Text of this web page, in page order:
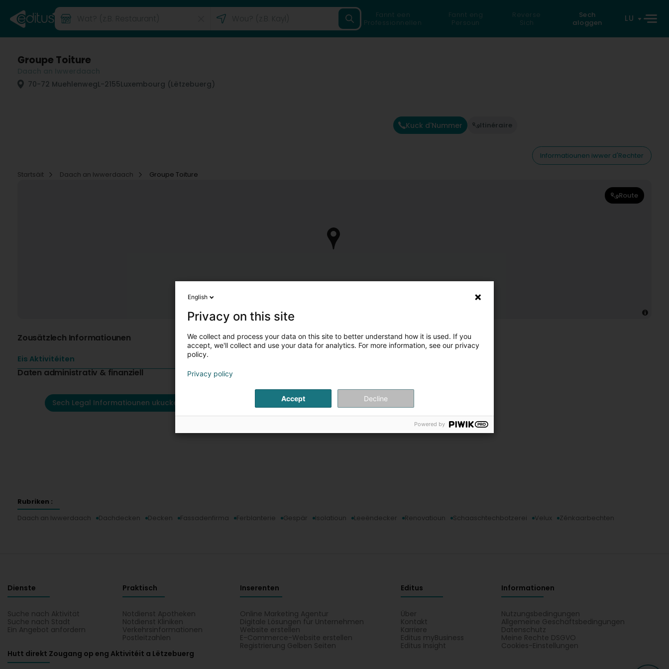
Fannt een
Professionnellen
Fannt eng
Persoun
Reverse
Sich
Sech
aloggen
LU
Groupe Toiture
70-72 MuehlenwegL-2155Luxembourg (Lëtzebuerg)
Kuck d'Nummer Itinéraire
Informatiounen iwwer d'Rechter
Startsäit
Daach an Iwwerdaach Groupe Toiture
Route
Zousätzlech Informatiounen
Eis Aktivitéiten
Daten administrativ & finanziell
Sech Legal Informatiounen ukucken
Rubriken :
Daach an Iwwerdaach
Dachdecken Decken Fassadenfirma Ferblanterie Gespär Isolatioun Leeëndecker Renovatioun Schaaschtechbotzerei Velux Zénkaarbechten
Dienste
Suche nach Aktivität
Suche nach Stadt
Ein Angebot anfordern
Praktisch
Notdienst Apotheken
Notdienst Kliniken
Verkehrsinformationen
Postleitzahlen
Inserenten
Online Marketing Agentur
Digitale Lösungen für Unternehmen
Website erstellen
E-Commerce-Website erstellen
Registrierung Gelben Seiten
Editus
Über
Kontakt
Karriere
Editus myBusiness
Editus Insight
Informationen
Nutzungsbedingungen
Allgemeine Geschäftsbedingungen
Datenschutz
Meine Rechte DSGVO
Cookies-Einstellungen
Hutt direkt Zougang op eng Aktivitéit a Lëtzebuerg
English
Privacy on this site
We collect and process your data on this site to better understand how it is used. If you
accept, we'll collect and use your data for analytics. For more information, see our privacy
policy.
Privacy policy
Accept Decline
Powered by